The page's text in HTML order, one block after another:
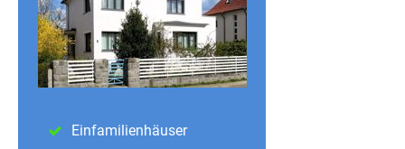
Einfamilienhäuser